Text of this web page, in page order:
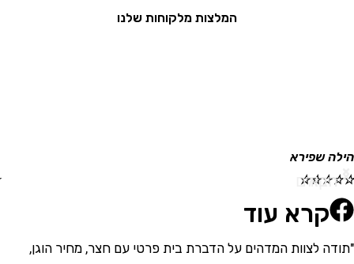
המלצות מלקוחות שלנו
שפירא
☆
☆
☆
קרא עוד
לצוות המדהים על הדברת בית פרטי עם חצר, מחיר הוגן,
☆
הקודם
הבא